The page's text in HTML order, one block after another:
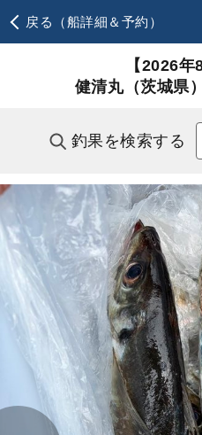
戻る（船詳細＆予約）
【2026年
健清丸（茨城県
釣果を検索する